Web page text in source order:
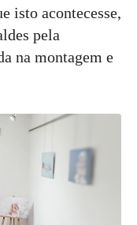
isto acontecesse,
pela
na montagem e